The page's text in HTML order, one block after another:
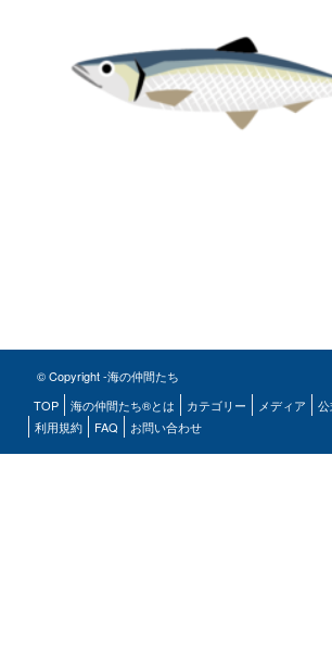
© Copyright -海の仲間たち
TOP
海の仲間たち®とは カテゴリー メディア
利用規約
FAQ お問い合わせ